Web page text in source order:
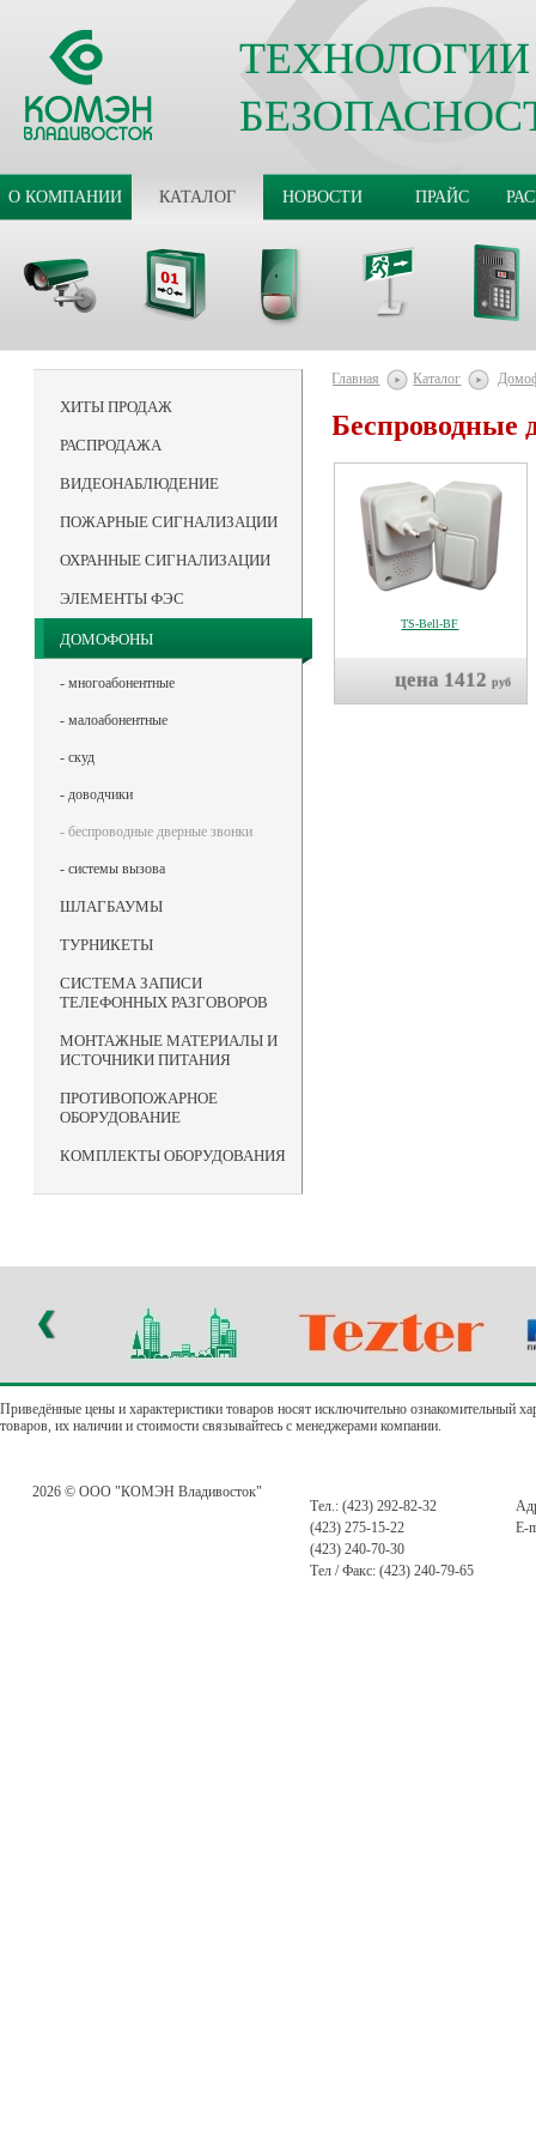
О КОМПАНИИ КАТАЛОГ НОВОСТИ ПРАЙС
ХИТЫ ПРОДАЖ
РАСПРОДАЖА
ВИДЕОНАБЛЮДЕНИЕ
ПОЖАРНЫЕ СИГНАЛИЗАЦИИ
ОХРАННЫЕ СИГНАЛИЗАЦИИ
ЭЛЕМЕНТЫ ФЭС
ДОМОФОНЫ
- многоабонентные
- малоабонентные
- скуд
- доводчики
- беспроводные дверные звонки
- системы вызова
ШЛАГБАУМЫ
ТУРНИКЕТЫ
СИСТЕМА ЗАПИСИ
ТЕЛЕФОННЫХ РАЗГОВОРОВ
МОНТАЖНЫЕ МАТЕРИАЛЫ И
ИСТОЧНИКИ ПИТАНИЯ
ПРОТИВОПОЖАРНОЕ
ОБОРУДОВАНИЕ
КОМПЛЕКТЫ ОБОРУДОВАНИЯ
Главная Каталог
Беспроводные
TS-Bell-BF
цена 1412руб
Приведённые цены и характеристики товаров носят исключительно ознакомительный
товаров, их наличии и стоимости связывайтесь с менеджерами компании.
2026 © ООО "КОМЭН Владивосток"
Тел.: (423) 292-82-32
(423) 275-15-22
(423) 240-70-30
Тел / Факс: (423) 240-79-65
E-